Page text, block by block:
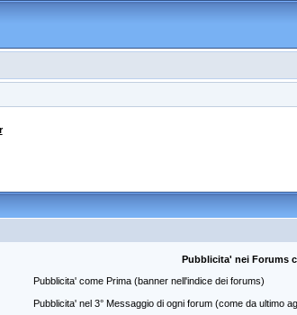
Pubblicita' nei Forums
Pubblicita' come Prima (banner nell'indice dei forums)
Pubblicita' nel 3° Messaggio di ogni forum (come da ultimo